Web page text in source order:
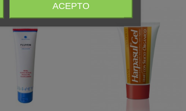
ACEPTO